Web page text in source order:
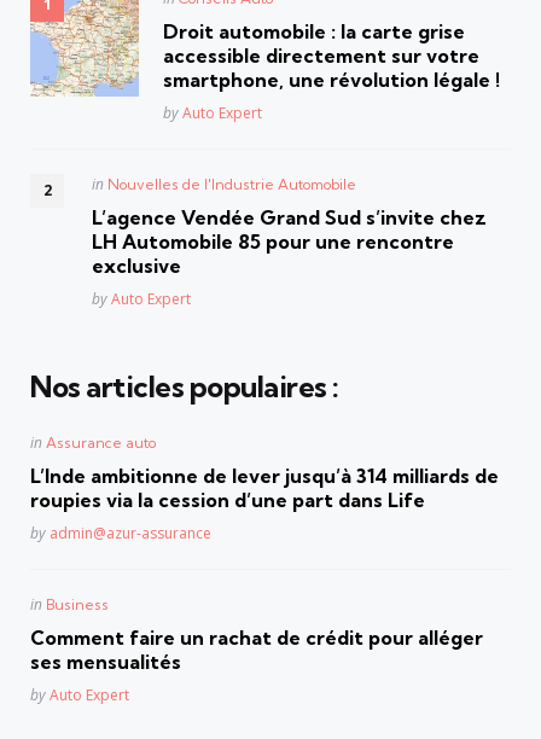
Droit automobile : la carte grise
accessible directement sur votre
smartphone, une révolution légale !
Posted
byAuto Expert
Posted
in Nouvelles de l'Industrie Automobile
L’agence Vendée Grand Sud s’invite chez
LH Automobile 85 pour une rencontre
exclusive
Posted
byAuto Expert
Nos articles populaires :
Posted
in Assurance auto
L’Inde ambitionne de lever jusqu’à 314 milliards de
roupies via la cession d’une part dans Life
Posted
by admin@azur-assurance
Posted
in Business
Comment faire un rachat de crédit pour alléger
ses mensualités
Posted
byAuto Expert